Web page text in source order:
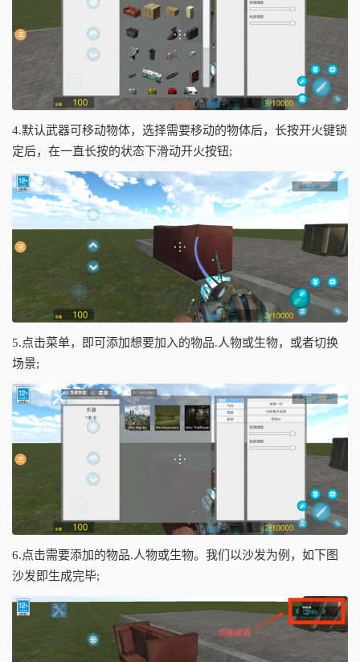
4.默认武器可移动物体，选择需要移动的物体后，长按开火键锁
定后，在一直长按的状态下滑动开火按钮;
5.点击菜单，即可添加想要加入的物品.人物或生物，或者切换
场景;
6.点击需要添加的物品.人物或生物。我们以沙发为例，如下图
沙发即生成完毕;